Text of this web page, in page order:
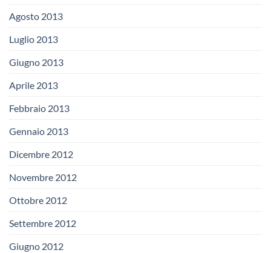
Agosto 2013
Luglio 2013
Giugno 2013
Aprile 2013
Febbraio 2013
Gennaio 2013
Dicembre 2012
Novembre 2012
Ottobre 2012
Settembre 2012
Giugno 2012